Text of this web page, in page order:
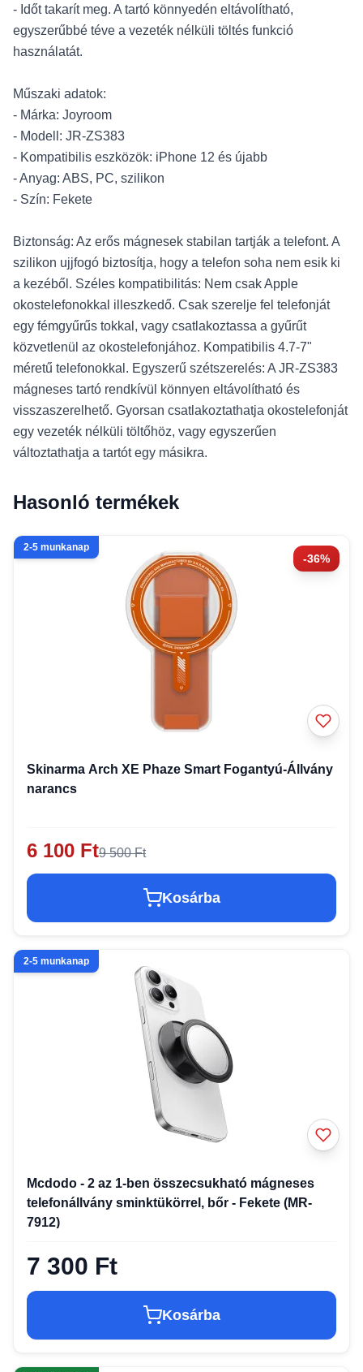
- Időt takarít meg. A tartó könnyedén eltávolítható,
egyszerűbbé téve a vezeték nélküli töltés funkció
használatát.
Műszaki adatok:
- Márka: Joyroom
- Modell: JR-ZS383
- Kompatibilis eszközök: iPhone 12 és újabb
- Anyag: ABS, PC, szilikon
- Szín: Fekete
Biztonság: Az erős mágnesek stabilan tartják a telefont. A
szilikon ujjfogó biztosítja, hogy a telefon soha nem esik ki
a kezéből. Széles kompatibilitás: Nem csak Apple
okostelefonokkal illeszkedő. Csak szerelje fel telefonját
egy fémgyűrűs tokkal, vagy csatlakoztassa a gyűrűt
közvetlenül az okostelefonjához. Kompatibilis 4.7-7"
méretű telefonokkal. Egyszerű szétszerelés: A JR-ZS383
mágneses tartó rendkívül könnyen eltávolítható és
visszaszerelhető. Gyorsan csatlakoztathatja okostelefonját
egy vezeték nélküli töltőhöz, vagy egyszerűen
változtathatja a tartót egy másikra.
Hasonló termékek
-36%
2-5 munkanap
Skinarma Arch XE Phaze Smart Fogantyú-Állvány
narancs
6 100 Ft9 500 Ft
Kosárba
2-5 munkanap
Mcdodo - 2 az 1-ben összecsukható mágneses
telefonállvány sminktükörrel, bőr - Fekete (MR-
7912)
7 300 Ft
Kosárba